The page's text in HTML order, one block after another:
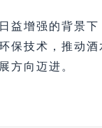
益增强的背景下
保技术，推动酒
方向迈进。